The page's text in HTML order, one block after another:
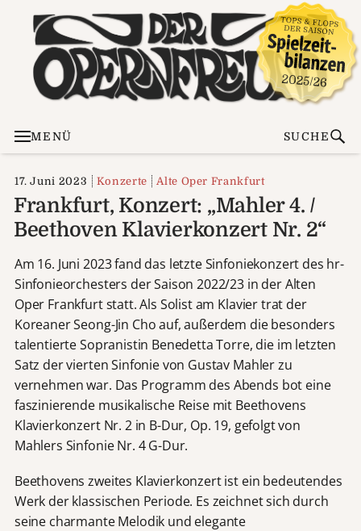
MENÜ SUCHE
17. Juni 2023 Konzerte Alte Oper Frankfurt
Frankfurt, Konzert: „Mahler 4. /
Beethoven Klavierkonzert Nr. 2“
Am 16. Juni 2023 fand das letzte Sinfoniekonzert des hr-
Sinfonieorchesters der Saison 2022/23 in der Alten
Oper Frankfurt statt. Als Solist am Klavier trat der
Koreaner Seong-Jin Cho auf, außerdem die besonders
talentierte Sopranistin Benedetta Torre, die im letzten
Satz der vierten Sinfonie von Gustav Mahler zu
vernehmen war. Das Programm des Abends bot eine
faszinierende musikalische Reise mit Beethovens
Klavierkonzert Nr. 2 in B-Dur, Op. 19, gefolgt von
Mahlers Sinfonie Nr. 4 G-Dur.
Beethovens zweites Klavierkonzert ist ein bedeutendes
Werk der klassischen Periode. Es zeichnet sich durch
seine charmante Melodik und elegante